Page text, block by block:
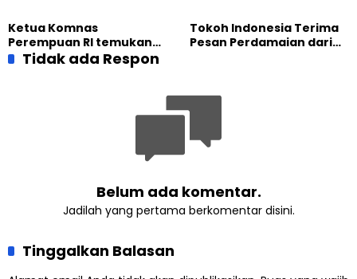
Ahmadiyah UK 2026
fakta langsung
kehidupan Muslim
Ahmadiyah di Inggris
Ketua Komnas
Perempuan RI temukan
optimisme
Tokoh Indonesia Terima
Pesan Perdamaian dari
Tidak ada Respon
Belum ada komentar.
Jadilah yang pertama berkomentar disini.
Tinggalkan Balasan